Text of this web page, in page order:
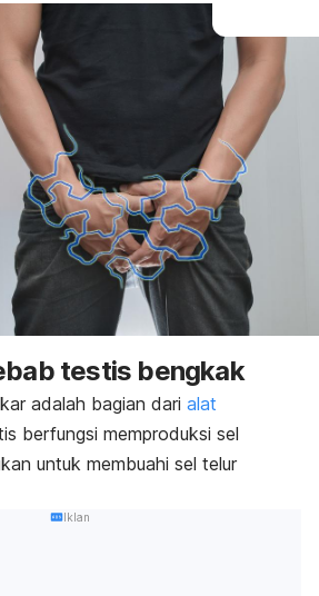
testis bengkak
adalah bagian dari alat
berfungsi memproduksi sel
untuk membuahi sel telur
Iklan